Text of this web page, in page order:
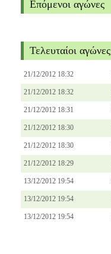
Επόμενοι αγώνες
Τελευταίοι αγώνες
21/12/2012 18:32
21/12/2012 18:32
21/12/2012 18:31
21/12/2012 18:30
21/12/2012 18:30
21/12/2012 18:29
13/12/2012 19:54
13/12/2012 19:54
13/12/2012 19:54